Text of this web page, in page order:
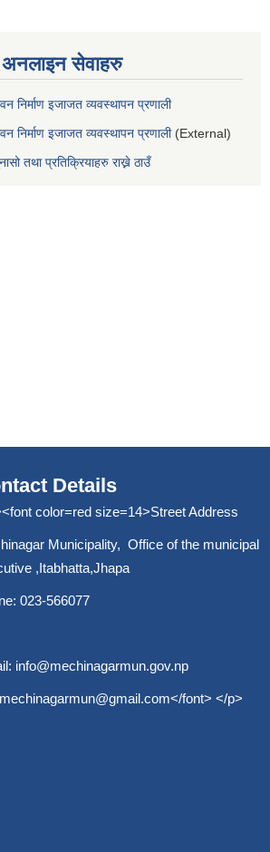
अनलाइन सेवाहरु
निर्माण इजाजत व्यवस्थापन प्रणाली
निर्माण इजाजत व्यवस्थापन प्रणाली(External)
तथा प्रतिक्रियाहरु राख्ने ठाउँ
Details
color=red size=14>Street Address
Municipality, Office of the municipal
,Itabhatta,Jhapa
023-566077
info@mechinagarmun.gov.np
</font> </p>